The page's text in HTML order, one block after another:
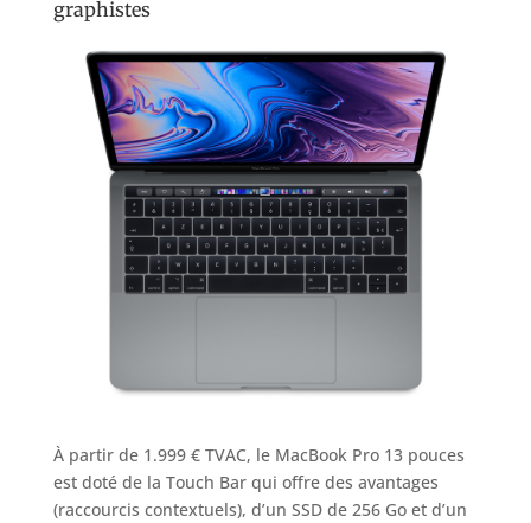
graphistes
À partir de 1.999 € TVAC, le MacBook Pro 13 pouces
est doté de la Touch Bar qui offre des avantages
(raccourcis contextuels), d’un SSD de 256 Go et d’un